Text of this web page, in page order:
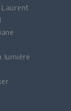
lumière